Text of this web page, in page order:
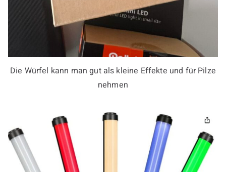
Die Würfel kann man gut als kleine Effekte und für Pilze
nehmen